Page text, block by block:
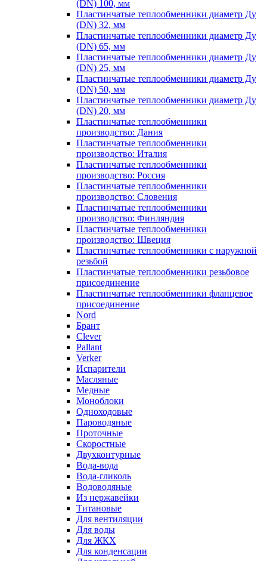
(DN) 100, мм
Пластинчатые теплообменники диаметр Ду
(DN) 32, мм
Пластинчатые теплообменники диаметр Ду
(DN) 65, мм
Пластинчатые теплообменники диаметр Ду
(DN) 25, мм
Пластинчатые теплообменники диаметр Ду
(DN) 50, мм
Пластинчатые теплообменники диаметр Ду
(DN) 20, мм
Пластинчатые теплообменники
производство: Дания
Пластинчатые теплообменники
производство: Италия
Пластинчатые теплообменники
производство: Россия
Пластинчатые теплообменники
производство: Словения
Пластинчатые теплообменники
производство: Финляндия
Пластинчатые теплообменники
производство: Швеция
Пластинчатые теплообменники с наружной
резьбой
Пластинчатые теплообменники резьбовое
присоединение
Пластинчатые теплообменники фланцевое
присоединение
Nord
Брант
Clever
Pallant
Verker
Испарители
Масляные
Медные
Моноблоки
Одноходовые
Пароводяные
Проточные
Скоростные
Двухконтурные
Вода-вода
Вода-гликоль
Водоводяные
Из нержавейки
Титановые
Для вентиляции
Для воды
Для ЖКХ
Для конденсации